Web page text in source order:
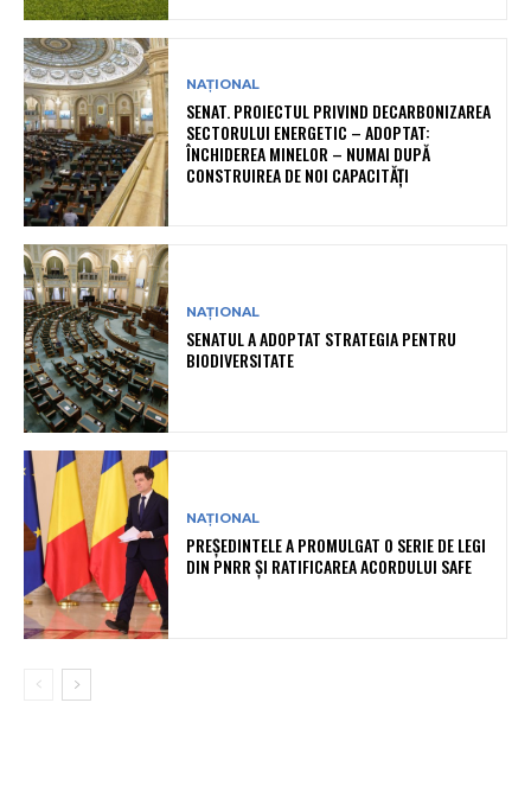
NAȚIONAL
SENAT. PROIECTUL PRIVIND DECARBONIZAREA
SECTORULUI ENERGETIC – ADOPTAT:
ÎNCHIDEREA MINELOR – NUMAI DUPĂ
CONSTRUIREA DE NOI CAPACITĂȚI
NAȚIONAL
SENATUL A ADOPTAT STRATEGIA PENTRU
BIODIVERSITATE
NAȚIONAL
PREȘEDINTELE A PROMULGAT O SERIE DE LEGI
DIN PNRR ȘI RATIFICAREA ACORDULUI SAFE